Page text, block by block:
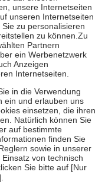
Online-Apotheken.
beträgt die
zehn Euro je
eigene Gesundheit zu
zu unterstützen,
18. Lebensjahr
die von der